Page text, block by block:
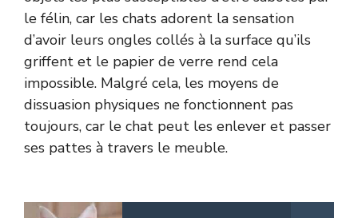
le félin, car les chats adorent la sensation
d’avoir leurs ongles collés à la surface qu’ils
griffent et le papier de verre rend cela
impossible. Malgré cela, les moyens de
dissuasion physiques ne fonctionnent pas
toujours, car le chat peut les enlever et passer
ses pattes à travers le meuble.